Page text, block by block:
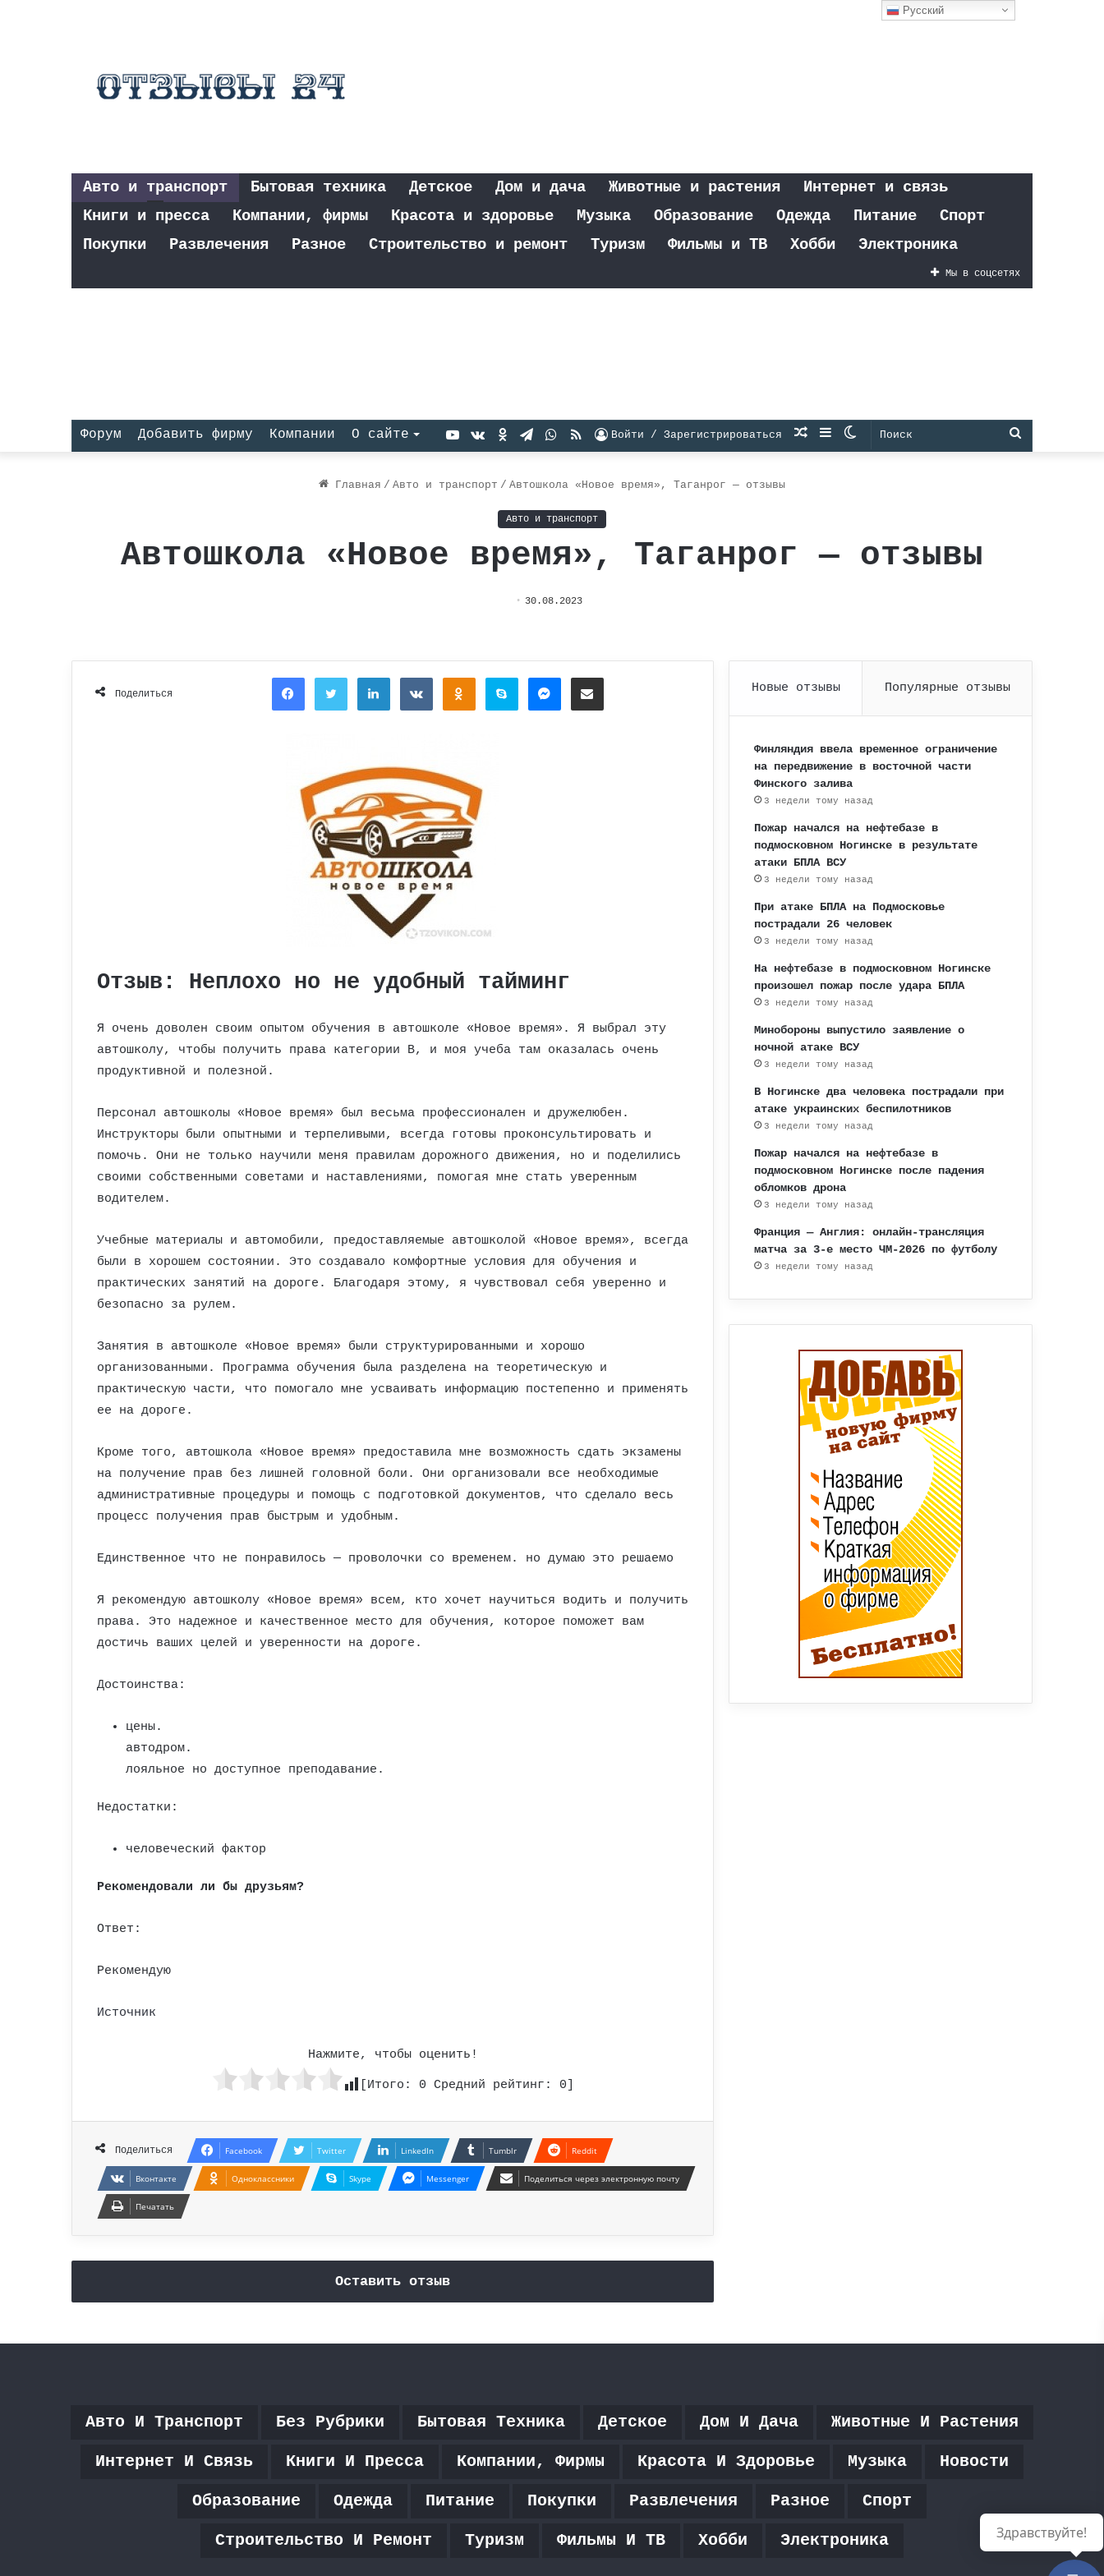
Авто и транспорт Бытовая техника Детское Дом и дача Животные и растения
Интернет и связь
Книги и пресса
Компании, фирмы Красота и здоровье Музыка Образование Одежда Питание
Спорт
Покупки
Развлечения Разное Строительство и ремонт Туризм Фильмы и ТВ Хобби Электроника
Мы в соцсетях
Форум Добавить фирму Компании О сайте Поиск
Switch
Sidebar
Случайная
Войти / Зарегистрироваться
RSS
WhatsApp
Telegram
Одноклассники
vk.com
YouTube
Главная / Авто и транспорт / Автошкола «Новое время», Таганрог — отзывы
Авто и транспорт
Автошкола «Новое время», Таганрог — отзывы
30.08.2023
Поделиться
FacebookTwitterLinkedInВконтактеОдноклассники
Skype MessengerПоделиться через электронную почту
Отзыв: Неплохо но не удобный тайминг
Я очень доволен своим опытом обучения в автошколе «Новое время». Я выбрал эту
автошколу, чтобы получить права категории B, и моя учеба там оказалась очень
продуктивной и полезной.
Персонал автошколы «Новое время» был весьма профессионален и дружелюбен.
Инструкторы были опытными и терпеливыми, всегда готовы проконсультировать и
помочь. Они не только научили меня правилам дорожного движения, но и поделились
своими собственными советами и наставлениями, помогая мне стать уверенным
водителем.
Учебные материалы и автомобили, предоставляемые автошколой «Новое время», всегда
были в хорошем состоянии. Это создавало комфортные условия для обучения и
практических занятий на дороге. Благодаря этому, я чувствовал себя уверенно и
безопасно за рулем.
Занятия в автошколе «Новое время» были структурированными и хорошо
организованными. Программа обучения была разделена на теоретическую и
практическую части, что помогало мне усваивать информацию постепенно и применять
ее на дороге.
Кроме того, автошкола «Новое время» предоставила мне возможность сдать экзамены
на получение прав без лишней головной боли. Они организовали все необходимые
административные процедуры и помощь с подготовкой документов, что сделало весь
процесс получения прав быстрым и удобным.
Единственное что не понравилось — проволочки со временем. но думаю это решаемо
Я рекомендую автошколу «Новое время» всем, кто хочет научиться водить и получить
права. Это надежное и качественное место для обучения, которое поможет вам
достичь ваших целей и уверенности на дороге.
Достоинства:
цены.
автодром.
лояльное но доступное преподавание.
Недостатки:
человеческий фактор
Рекомендовали ли бы друзьям?
Ответ:
Рекомендую
Источник
Нажмите, чтобы оценить!
[Итого: 0 Средний рейтинг: 0
Поделиться Facebook Twitter LinkedIn Tumblr Reddit
Вконтакте Одноклассники Skype Messenger Поделиться через электронную почту
Печатать
Оставить отзыв
Новые отзывы Популярные отзывы
Финляндия ввела временное ограничение
на передвижение в восточной части
Финского залива
3 недели тому назад
Пожар начался на нефтебазе в
подмосковном Ногинске в результате
атаки БПЛА ВСУ
3 недели тому назад
При атаке БПЛА на Подмосковье
пострадали 26 человек
3 недели тому назад
На нефтебазе в подмосковном Ногинске
произошел пожар после удара БПЛА
3 недели тому назад
Минобороны выпустило заявление о
ночной атаке ВСУ
3 недели тому назад
В Ногинске два человека пострадали при
атаке украинских беспилотников
3 недели тому назад
Пожар начался на нефтебазе в
подмосковном Ногинске после падения
обломков дрона
3 недели тому назад
Франция — Англия: онлайн-трансляция
матча за 3-е место ЧМ-2026 по футболу
3 недели тому назад
Авто И Транспорт Без Рубрики Бытовая Техника Детское Дом И Дача Животные И Растения
Интернет И Связь Книги И Пресса Компании, Фирмы Красота И Здоровье Музыка Новости
Образование Одежда Питание Покупки Развлечения Разное Спорт
Строительство И Ремонт Туризм Фильмы И ТВ Хобби Электроника
Русский
Здравствуйте!